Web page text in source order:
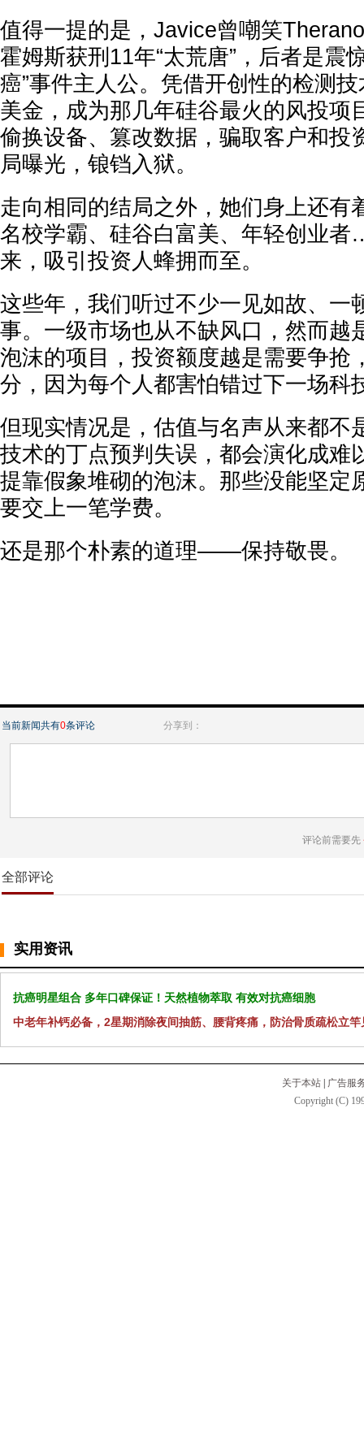
值得一提的是，Javice曾嘲笑
霍姆斯获刑11年“太荒唐”，后者是震
癌”事件主人公。凭借开创性的检测
美金，成为那几年硅谷最火的风投项
偷换设备、篡改数据，骗取客户和投
局曝光，锒铛入狱。
走向相同的结局之外，她们身上还有
名校学霸、硅谷白富美、年轻创业
来，吸引投资人蜂拥而至。
这些年，我们听过不少一见如故、一
事。一级市场也从不缺风口，然而越
泡沫的项目，投资额度越是需要争抢
分，因为每个人都害怕错过下一场科
但现实情况是，估值与名声从来都不
技术的丁点预判失误，都会演化成难
提靠假象堆砌的泡沫。那些没能坚定
要交上一笔学费。
还是那个朴素的道理——保持敬畏。
当前新闻共有0条评论 分享到：
评论前需要先
全部评论
实用资讯
抗癌明星组合 多年口碑保证！天然植物萃取 有效对抗癌细胞
中老年补钙必备，2星期消除夜间抽筋、腰背疼痛，防治骨质疏松立竿
关于本站
广告服
Copyright (C)